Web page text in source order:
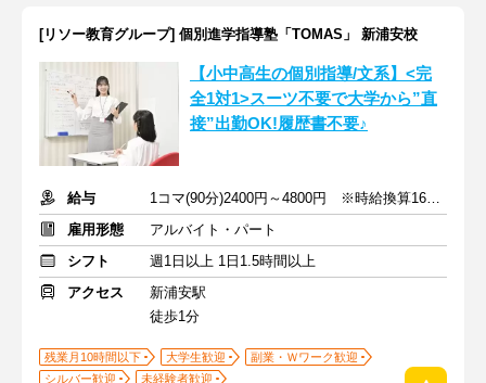
[リソー教育グループ] 個別進学指導塾「TOMAS」 新浦安校
【小中高生の個別指導/文系】<完
全1対1>スーツ不要で大学から”直
接”出勤OK!履歴書不要♪
給与
1コマ(90分)2400円～4800円 ※時給換算1600円～3200円
雇用形態
アルバイト・パート
シフト
週1日以上 1日1.5時間以上
アクセス
新浦安駅
徒歩1分
残業月10時間以下 大学生歓迎
副業・Ｗワーク歓迎
シルバー歓迎
未経験者歓迎